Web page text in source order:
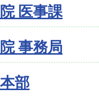
医事課
事務局
部